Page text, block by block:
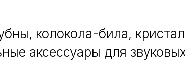
колокола-била,
аксессуары для